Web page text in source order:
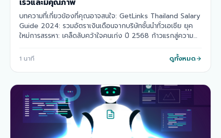
เร็วและมีคุณภาพ
บทความที่เกี่ยวข้องที่คุณอาจสนใจ: GetLinks Thailand Salary
Guide 2024: รวมอัตราเงินเดือนจากบริษัทชั้นนำทั่วเอเชีย ยุค
ใหม่การสรรหา: เคล็ดลับคว้าใจคนเก่ง ปี 2568 ก้าวแรกสู่ความ
1 นาที ดูทั้งหมด